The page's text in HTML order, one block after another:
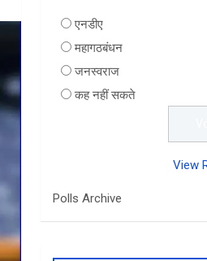
एनडीए
महागठबंधन
जनस्वराज
कह नहीं सकते
View
Polls Archive